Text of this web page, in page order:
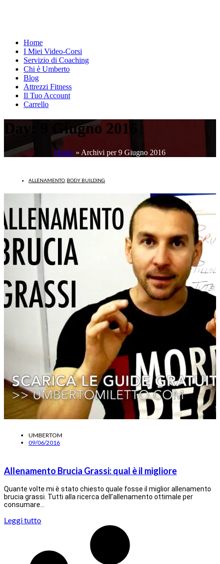
Home
I Miei Video-Corsi
Servizio di Coaching
Chi è Umberto
Blog
Attrezzi Fitness
Il Tuo Account
Carrello
Day: 9 Giugno 2016
Home » Archivi per 9 Giugno 2016
ALLENAMENTO BODY BUILDING
UMBERTOM
09/06/2016
Allenamento Brucia Grassi: qual è il migliore
Quante volte mi è stato chiesto quale fosse il miglior allenamento
brucia grassi. Tutti alla ricerca dell’allenamento ottimale per
consumare…
Leggi tutto